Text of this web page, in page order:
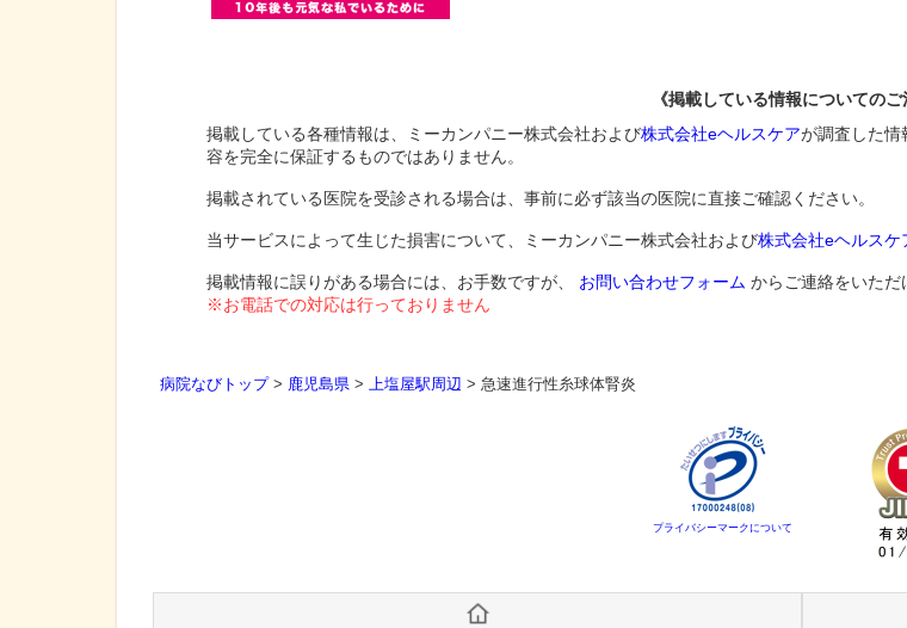
《掲載している情報についてのご
掲載している各種情報は、ミーカンパニー株式会社および株式会社eヘルスケアが調査した情
容を完全に保証するものではありません。
掲載されている医院を受診される場合は、事前に必ず該当の医院に直接ご確認ください。
当サービスによって生じた損害について、ミーカンパニー株式会社および株式会社eヘルスケ
掲載情報に誤りがある場合には、お手数ですが、 お問い合わせフォーム からご連絡をいただ
※お電話での対応は行っておりません
病院なびトップ> 鹿児島県 > 上塩屋駅周辺 > 急速進行性糸球体腎炎
プライバシーマークについて